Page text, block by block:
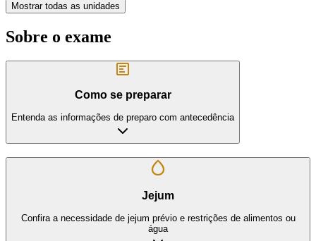
Mostrar todas as unidades
Sobre o exame
Como se preparar
Entenda as informações de preparo com antecedência
Jejum
Confira a necessidade de jejum prévio e restrições de alimentos ou
água